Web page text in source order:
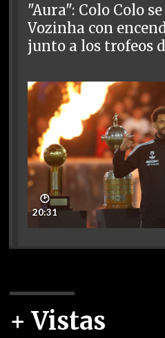
"Aura": Colo Colo
Vozinha con
junto a los trofeos
🕑
20:31
+ Vistas